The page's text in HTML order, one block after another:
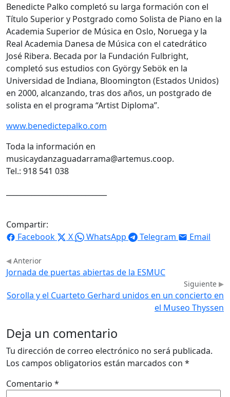
Benedicte Palko completó su larga formación con el
Título Superior y Postgrado como Solista de Piano en la
Academia Superior de Música en Oslo, Noruega y la
Real Academia Danesa de Música con el catedrático
José Ribera. Becada por la Fundación Fulbright,
completó sus estudios con György Sebök en la
Universidad de Indiana, Bloomington (Estados Unidos)
en 2000, alcanzando, tras dos años, un postgrado de
solista en el programa “Artist Diploma”.
www.benedictepalko.com
Toda la información en
musicaydanzaguadarrama@artemus.coop.
Tel.: 918 541 038
Compartir:
Facebook
X WhatsApp Telegram Email
Anterior
Jornada de puertas abiertas de la ESMUC
Siguiente
Sorolla y el Cuarteto Gerhard unidos en un concierto en
el Museo Thyssen
Deja un comentario
Tu dirección de correo electrónico no será publicada.
Los campos obligatorios están marcados con *
Comentario *